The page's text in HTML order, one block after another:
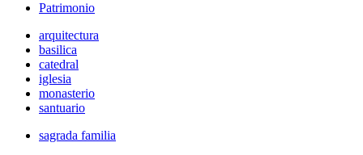
Patrimonio
arquitectura
basilica
catedral
iglesia
monasterio
santuario
sagrada familia